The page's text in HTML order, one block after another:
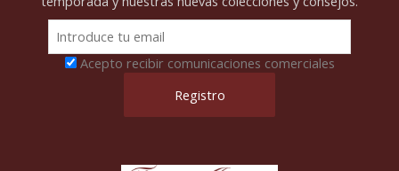
Acepto recibir comunicaciones comerciales